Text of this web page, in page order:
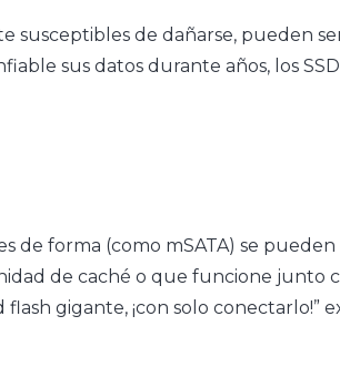
susceptibles de dañarse, pueden
sus datos durante años, los
de forma (como mSATA) se
de caché o que funcione junto
gigante, ¡con solo conectarlo!”